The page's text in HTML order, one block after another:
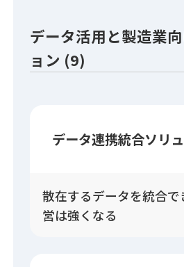
データ活用と製造業
ョン (9)
データ連携統合ソリ
散在するデータを統合
営は強くなる